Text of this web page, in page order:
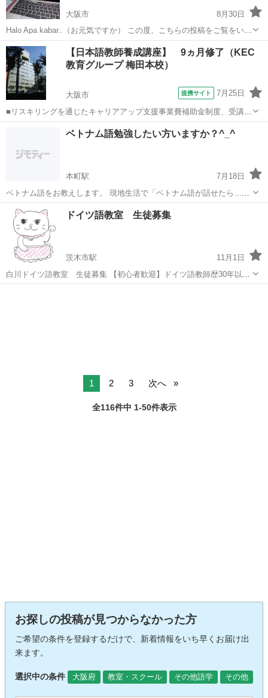
大阪市
8月30日
Halo Apa kabar..（お元気ですか） この度、こちらの投稿をご覧をいた
だき、ありがとうございます。 静岡県内のインドネシア語レッスン承
ります。 ・出張プライベートレッスン〜グループレッスンまで ...
大阪 大阪市 その他 インドネシア語
【日本語教師養成講座】 9ヵ月修了（KEC
教育グループ 梅田本校）
大阪市 提携サイト 7月25日
■リスキリングを通じたキャリアアップ支援事業費補助金制度、受講費
用の最大70％還付（要件有、詳細はお尋ねください） ■KECは全校舎
「文化庁届出受理講座」。 ■受講曜日・時間帯振替受講、校舎間振替
その他
ベトナム語勉強したい方いますか？^_^
本町駅
7月18日
ベトナム語をお教えします。 現地生活で「ベトナム語が話せたら…」
と感じたことはありませんか？ 発音が大切なベトナム語では、個別レ
ッスンが効果的。 赴任前レッスン、日常会話まで、ベトナム語レッス
ンは私にお任せください！ ベト...
大阪 大阪市 本町駅 その他 ベトナム語
ドイツ語教室 生徒募集
茨木市駅
11月1日
白川ドイツ語教室 生徒募集 【初心者歓迎】ドイツ語教師歴30年以
上、丁寧に教えます（Zoom可） ドイツ語で困っていませんか？ ・大
1 2 3 次へ
全116件中 1-50件表示
お探しの投稿が見つからなかった方
ご希望の条件を登録するだけで、新着情報をいち早くお届け出
来ます。
選択中の条件 大阪府 教室・スクール その他語学 その他